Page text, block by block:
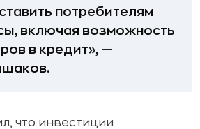
потребителям
включая возможность
в кредит», —
что инвестиции